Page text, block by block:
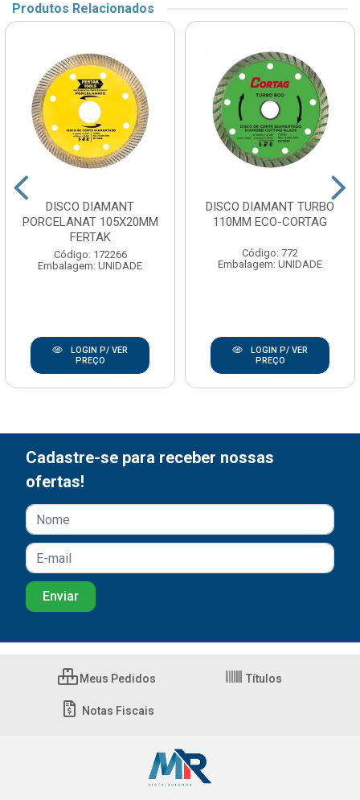
Produtos Relacionados
DISCO DIAMANT
PORCELANAT 105X20MM
FERTAK
Código: 172266
Embalagem: UNIDADE
LOGIN P/ VER
PREÇO
DISCO DIAMANT TURBO
110MM ECO-CORTAG
Código: 772
Embalagem: UNIDADE
LOGIN P/ VER
PREÇO
Cadastre-se para receber nossas
ofertas!
Meus Pedidos Títulos
Notas Fiscais